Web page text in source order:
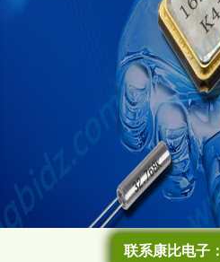
联系康比电子：